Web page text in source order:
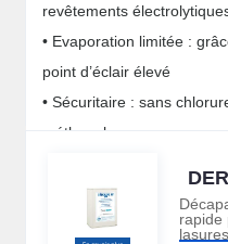
revêtements
• Evaporation limitée :
point d’éclair élevé
• Sécuritaire : sans
méthanol
rapide